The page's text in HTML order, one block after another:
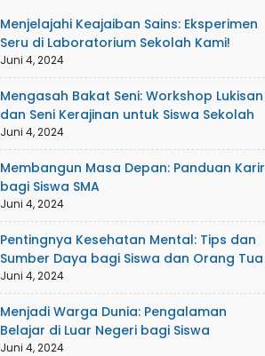
Menjelajahi Keajaiban Sains: Eksperimen
Seru di Laboratorium Sekolah Kami!
Juni 4, 2024
Mengasah Bakat Seni: Workshop Lukisan
dan Seni Kerajinan untuk Siswa Sekolah
Juni 4, 2024
Membangun Masa Depan: Panduan Karir
bagi Siswa SMA
Juni 4, 2024
Pentingnya Kesehatan Mental: Tips dan
Sumber Daya bagi Siswa dan Orang Tua
Juni 4, 2024
Menjadi Warga Dunia: Pengalaman
Belajar di Luar Negeri bagi Siswa
Juni 4, 2024